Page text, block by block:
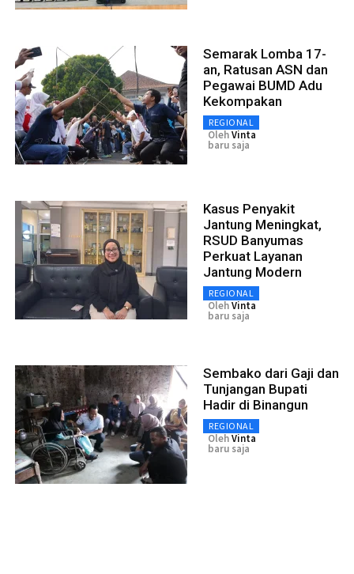
Semarak Lomba 17-
an, Ratusan ASN dan
Pegawai BUMD Adu
Kekompakan
REGIONAL
OlehVinta
baru saja
Kasus Penyakit
Jantung Meningkat,
RSUD Banyumas
Perkuat Layanan
Jantung Modern
REGIONAL
OlehVinta
baru saja
Sembako dari Gaji dan
Tunjangan Bupati
Hadir di Binangun
REGIONAL
OlehVinta
baru saja